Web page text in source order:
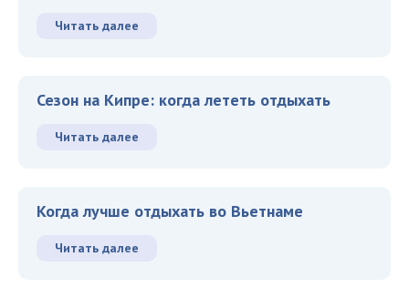
Читать далее
Сезон на Кипре: когда лететь отдыхать
Читать далее
Когда лучше отдыхать во Вьетнаме
Читать далее